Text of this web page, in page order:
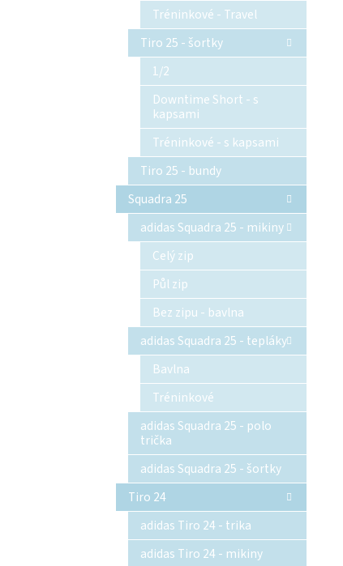
Tréninkové - Travel
Tiro 25 - šortky
1/2
Downtime Short - s
kapsami
Tréninkové - s kapsami
Tiro 25 - bundy
Squadra 25
adidas Squadra 25 - mikiny
Celý zip
Půl zip
Bez zipu - bavlna
adidas Squadra 25 - tepláky
Bavlna
Tréninkové
adidas Squadra 25 - polo
trička
adidas Squadra 25 - šortky
Tiro 24
adidas Tiro 24 - trika
adidas Tiro 24 - mikiny